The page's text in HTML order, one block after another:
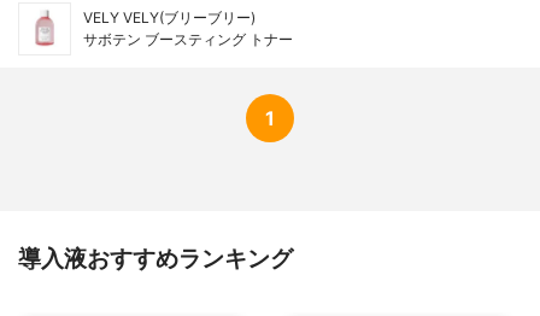
VELY VELY(ブリーブリー)
サボテン ブースティング トナー
1
導入液おすすめランキング